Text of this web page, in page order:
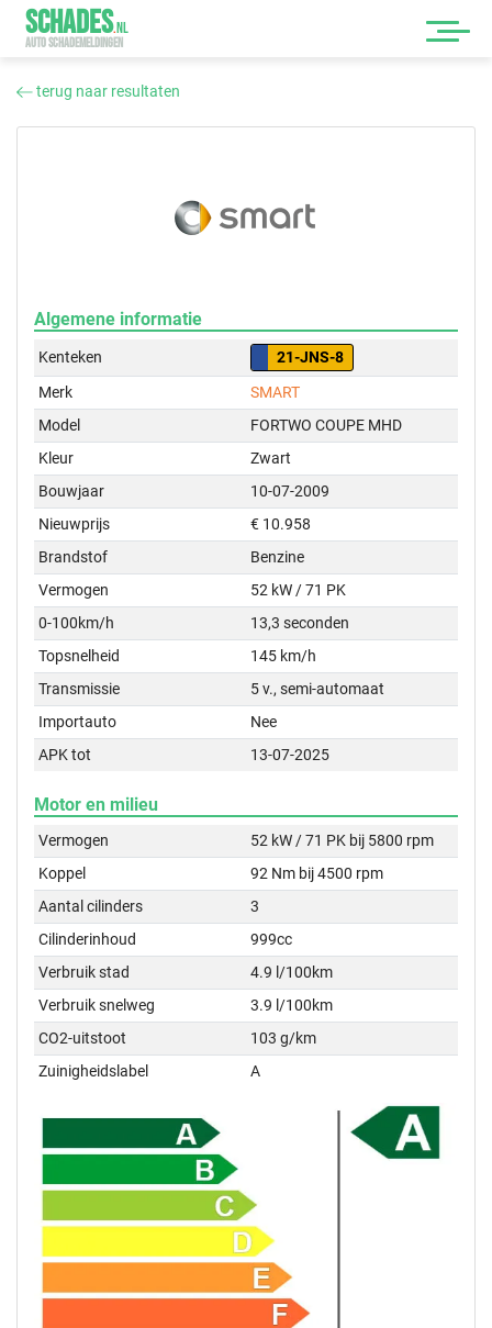
SCHADES.NL
AUTO SCHADEMELDINGEN
terug naar resultaten
Algemene informatie
Kenteken
21-JNS-8
Merk
SMART
Model
FORTWO COUPE MHD
Kleur
Zwart
Bouwjaar
10-07-2009
Nieuwprijs
€ 10.958
Brandstof
Benzine
Vermogen
52 kW / 71 PK
0-100km/h
13,3 seconden
Topsnelheid
145 km/h
Transmissie
5 v., semi-automaat
Importauto
Nee
APK tot
13-07-2025
Motor en milieu
Vermogen
52 kW / 71 PK bij 5800 rpm
Koppel
92 Nm bij 4500 rpm
Aantal cilinders
3
Cilinderinhoud
999cc
Verbruik stad
4.9 l/100km
Verbruik snelweg
3.9 l/100km
CO2-uitstoot
103 g/km
Zuinigheidslabel
A